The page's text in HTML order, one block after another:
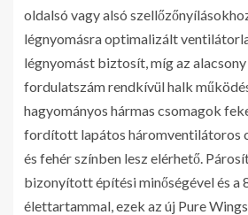
oldalsó vagy alsó
légnyomásra optimalizált
légnyomást biztosít, míg az
fordulatszám rendkívül halk
hagyományos hármas csomagok
fordított lapátos háromventilátoros
és fehér színben lesz elérhető.
bizonyított építési minőségével és a
élettartammal, ezek az új Pure